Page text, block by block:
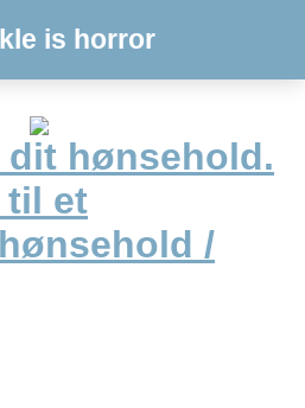
is horror
hønsehold.
til et
/